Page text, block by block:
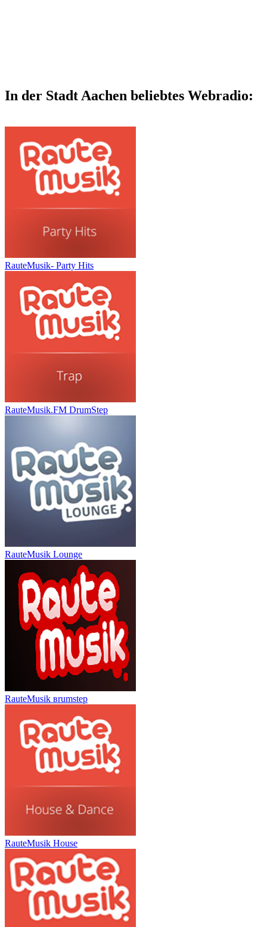
In der Stadt Aachen beliebtes Webradio:
RauteMusik- Party Hits
RauteMusik.FM DrumStep
RauteMusik Lounge
RauteMusik вrumstep
RauteMusik House